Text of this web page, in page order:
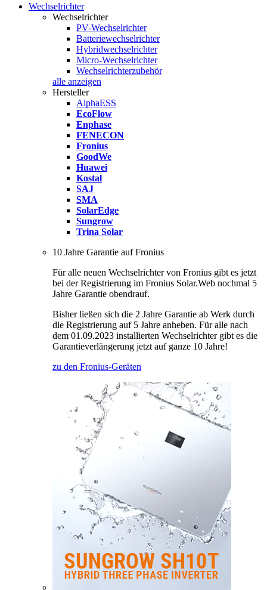
Wechselrichter
Wechselrichter
PV-Wechselrichter
Batteriewechselrichter
Hybridwechselrichter
Micro-Wechselrichter
Wechselrichterzubehör
alle anzeigen
Hersteller
AlphaESS
EcoFlow
Enphase
FENECON
Fronius
GoodWe
Huawei
Kostal
SAJ
SMA
SolarEdge
Sungrow
Trina Solar
10 Jahre Garantie auf Fronius
Für alle neuen Wechselrichter von Fronius gibt es jetzt
bei der Registrierung im Fronius Solar.Web nochmal 5
Jahre Garantie obendrauf.
Bisher ließen sich die 2 Jahre Garantie ab Werk durch
die Registrierung auf 5 Jahre anheben. Für alle nach
dem 01.09.2023 installierten Wechselrichter gibt es die
Garantieverlängerung jetzt auf ganze 10 Jahre!
zu den Fronius-Geräten